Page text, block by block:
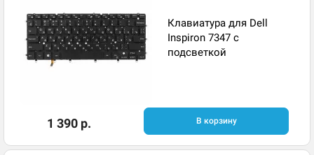
Клавиатура для Dell
Inspiron 7347 с
подсветкой
1 390 р. В корзину